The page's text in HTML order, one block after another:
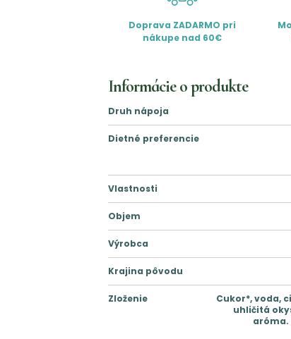
Doprava ZADARMO pri
nákupe nad 60€
Informácie o produkte
Druh nápoja
Dietné preferencie
Vlastnosti
Objem
Výrobca
Krajina pôvodu
Zloženie
Cukor*, voda,
uhličitá